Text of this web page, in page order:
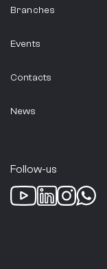
Branches
Events
Contacts
News
Follow-us